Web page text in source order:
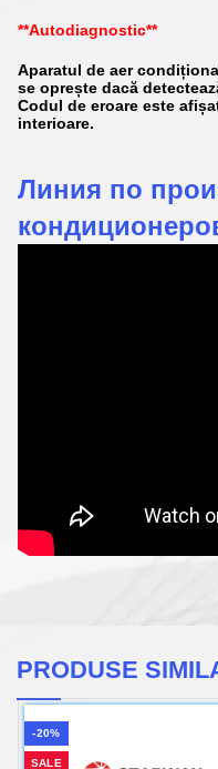
**Autodiagnostic**
Aparatul de aer
se oprește dacă
Codul de eroare este
interioare.
Линия по
PRODUSE
-20%
SALE